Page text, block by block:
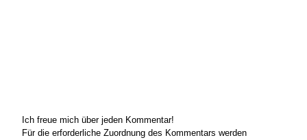
Ich freue mich über jeden Kommentar!
Für die erforderliche Zuordnung des Kommentars werden